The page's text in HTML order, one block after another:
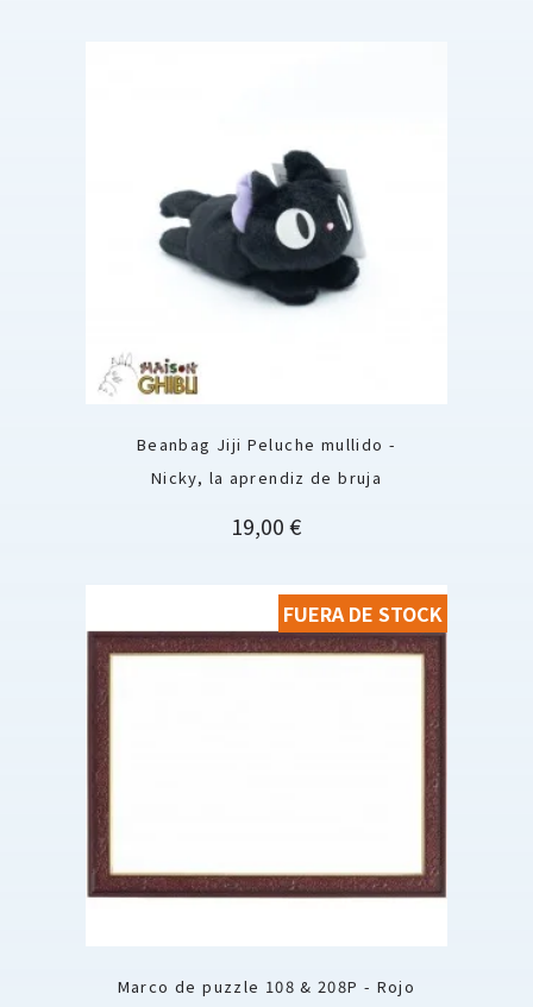
Beanbag Jiji Peluche mullido -
Nicky, la aprendiz de bruja
Precio
19,00 €
Marco de puzzle 108 & 208P - Rojo
FUERA DE STOCK